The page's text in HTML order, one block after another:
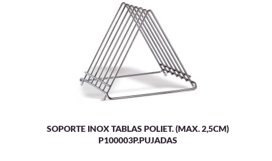
SOPORTE INOX TABLAS POLIET. (MAX. 2,5CM)
P100003P.PUJADAS